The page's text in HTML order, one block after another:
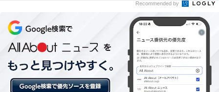
Recommended by